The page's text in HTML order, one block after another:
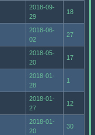
2018-09-
29
18
2018-06-
02
27
2018-05-
20
17
2018-01-
28
1
2018-01-
27
12
2018-01-
20
30